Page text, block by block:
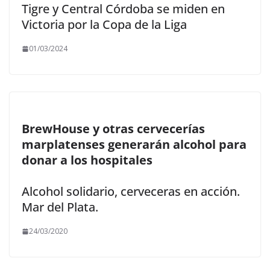
Tigre y Central Córdoba se miden en
Victoria por la Copa de la Liga
01/03/2024
BrewHouse y otras cervecerías
marplatenses generarán alcohol para
donar a los hospitales
Alcohol solidario, cerveceras en acción.
Mar del Plata.
24/03/2020